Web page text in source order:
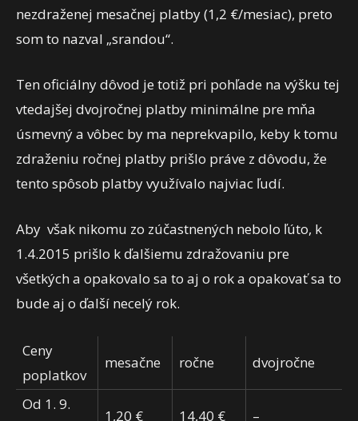
nezdraženej mesačnej platby (1,2 €/mesiac), preto
som to nazval „srandou“.
Ten oficiálny dôvod je totiž pri pohľade na výšku tej
vtedajšej dvojročnej platby minimálne pre mňa
úsmevný a vôbec by ma neprekvapilo, keby k tomu
zdraženiu ročnej platby prišlo práve z dôvodu, že
tento spôsob platby využívalo najviac ľudí.
Aby však nikomu zo zúčastnených nebolo ľúto, k
1.4.2015 prišlo k ďalšiemu zdražovaniu pre
všetkých a opakovalo sa to aj o rok a opakovať sa to
bude aj o ďalší necelý rok.
Ceny
poplatkov
mesačne ročne dvojročne
Od 1. 9.
1,20 € 14,40 € –